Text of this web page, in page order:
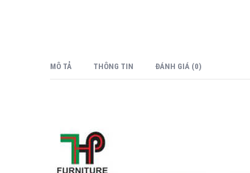
MÔ TẢ THÔNG TIN ĐÁNH GIÁ (0)